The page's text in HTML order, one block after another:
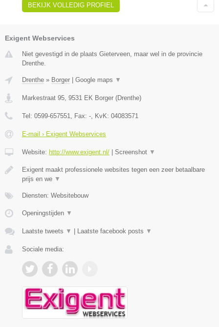
BEKIJK VOLLEDIG PROFIEL
Exigent Webservices
Niet gevestigd in de plaats Gieterveen, maar wel in de provincie
Drenthe.
Drenthe » Borger Google maps ▼
Markestraat 95, 9531 EK Borger (Drenthe)
Tel: 0599-657551, Fax: -, KvK: 04083571
E-mail › Exigent Webservices
Website: http://www.exigent.nl/ Screenshot ▼
Exigent maakt professionele websites tegen een zeer betaalbare
prijs en we ▼
Diensten: Websitebouw
Openingstijden ▼
Laatste tweets ▼ Laatste facebook posts ▼
Sociale media: